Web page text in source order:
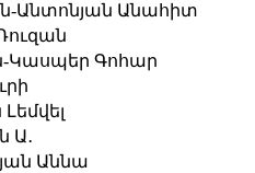
Անտոնյան Անահիտ
Կասպեր Գոհար
Ա․
Աննա